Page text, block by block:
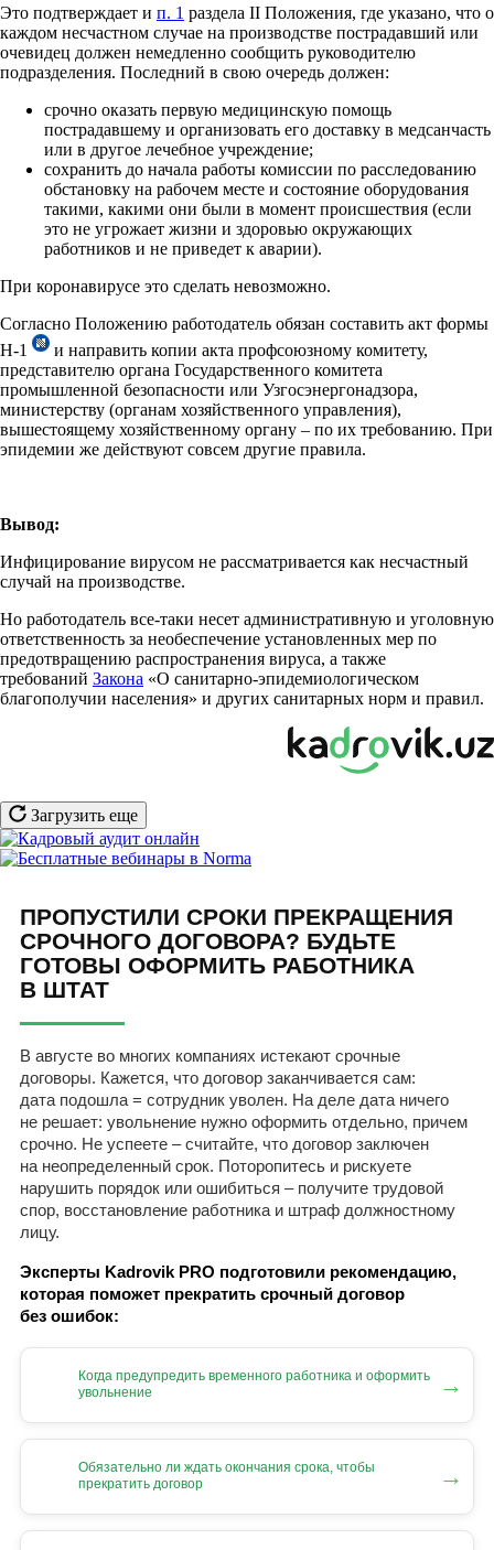
Это подтверждает и п. 1 раздела II Положения, где указано, что о
каждом несчастном случае на производстве пострадавший или
очевидец должен немедленно сообщить руководителю
подразделения. Последний в свою очередь должен:
срочно оказать первую медицинскую помощь
пострадавшему и организовать его доставку в медсанчасть
или в другое лечебное учреждение;
сохранить до начала работы комиссии по расследованию
обстановку на рабочем месте и состояние оборудования
такими, какими они были в момент происшествия (если
это не угрожает жизни и здоровью окружающих
работников и не приведет к аварии).
При коронавирусе это сделать невозможно.
Согласно Положению работодатель обязан составить акт формы
Н-1
и направить копии акта профсоюзному комитету,
представителю органа Государственного комитета
промышленной безопасности или Узгосэнергонадзора,
министерству (органам хозяйственного управления),
вышестоящему хозяйственному органу – по их требованию. При
эпидемии же действуют совсем другие правила.
Вывод:
Инфицирование вирусом не рассматривается как несчастный
случай на производстве.
Но работодатель все-таки несет административную и уголовную
ответственность за необеспечение установленных мер по
предотвращению распространения вируса, а также
требований Закона «О санитарно-эпидемиологическом
благополучии населения» и других санитарных норм и правил.
Загрузить еще
ПРОПУСТИЛИ СРОКИ ПРЕКРАЩЕНИЯ
СРОЧНОГО ДОГОВОРА? БУДЬТЕ
ГОТОВЫ ОФОРМИТЬ РАБОТНИКА
В ШТАТ
В августе во многих компаниях истекают срочные
договоры. Кажется, что договор заканчивается сам:
дата подошла = сотрудник уволен. На деле дата ничего
не решает: увольнение нужно оформить отдельно, причем
срочно. Не успеете – считайте, что договор заключен
на неопределенный срок. Поторопитесь и рискуете
нарушить порядок или ошибиться – получите трудовой
спор, восстановление работника и штраф должностному
лицу.
Эксперты Kadrovik PRO подготовили рекомендацию,
которая поможет прекратить срочный договор
без ошибок:
Когда предупредить временного работника и оформить
увольнение
→
Обязательно ли ждать окончания срока, чтобы
прекратить договор
→